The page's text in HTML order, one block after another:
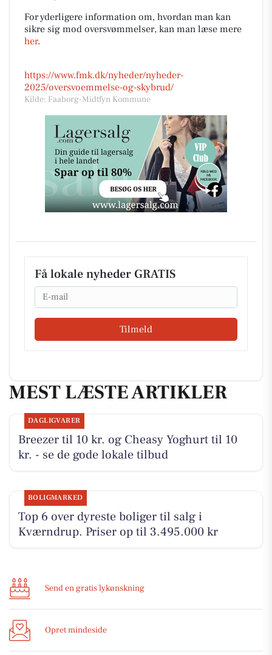
For yderligere information om, hvordan man kan
sikre sig mod oversvømmelser, kan man læse mere
her.
https://www.fmk.dk/nyheder/nyheder-
2025/oversvoemmelse-og-skybrud/
Kilde: Faaborg-Midtfyn Kommune
Få lokale nyheder GRATIS
Email
Tilmeld
MEST LÆSTE ARTIKLER
DAGLIGVARER
Breezer til 10 kr. og Cheasy Yoghurt til 10
kr. - se de gode lokale tilbud
BOLIGMARKED
Top 6 over dyreste boliger til salg i
Kværndrup. Priser op til 3.495.000 kr
Send en gratis lykønskning
Opret mindeside